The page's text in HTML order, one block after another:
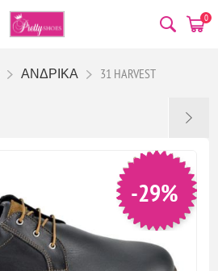
0
ΑΝΔΡΙΚΑ 31 HARVEST
-29%